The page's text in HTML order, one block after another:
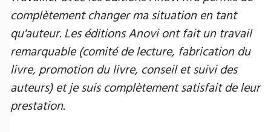
complètement changer ma situation en tant
qu'auteur. Les éditions Anovi ont fait un travail
remarquable (comité de lecture, fabrication du
livre, promotion du livre, conseil et suivi des
auteurs) et je suis complètement satisfait de leur
prestation.